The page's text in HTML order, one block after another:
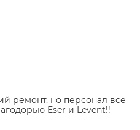
ремонт, но персонал все
Eser и Levent!!